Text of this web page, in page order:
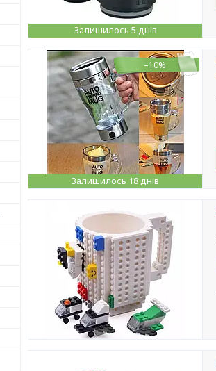
Залишилось 5 днів
–10%
Залишилось 18 днів